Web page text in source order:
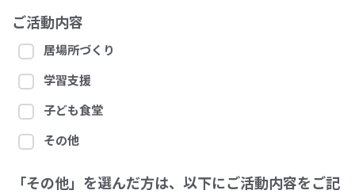
ご活動内容
居場所づくり
学習支援
子ども食堂
その他
「その他」を選んだ方は、以下にご活動内容をご記